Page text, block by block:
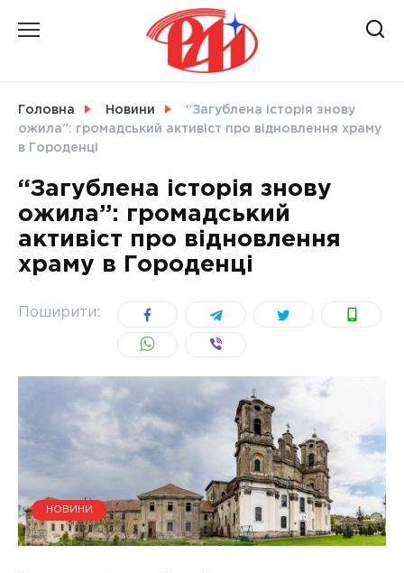
СВІТ
УКРАЇНА
Головна Новини
“Загублена історія знову
ожила”: громадський активіст про відновлення храму
в Городенці
“Загублена історія знову
ожила”: громадський
активіст про відновлення
храму в Городенці
Поширити:
НОВИНИ